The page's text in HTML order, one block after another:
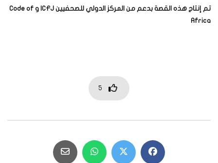
تم إنتاج هذه القصة بدعم من المركز الدولي للصحفيين ICFJ و Code of
Africa
5